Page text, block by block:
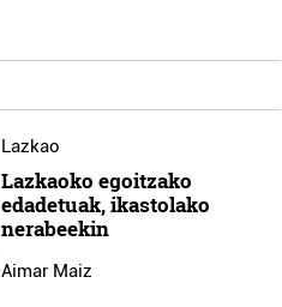
Lazkao
Lazkaoko egoitzako
edadetuak, ikastolako
nerabeekin
Aimar Maiz